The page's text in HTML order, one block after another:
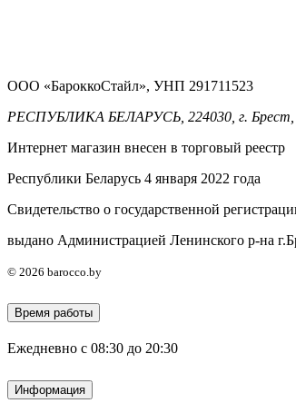
ООО «БароккоСтайл», УНП 291711523
РЕСПУБЛИКА БЕЛАРУСЬ, 224030, г. Брест,
Интернет магазин внесен в торговый реестр
Республики Беларусь 4 января 2022 года
Свидетельство о государственной
выдано Администрацией Ленинского р-на
© 2026 barocco.by
Время работы
Ежедневно с 08:30 до 20:30
Информация